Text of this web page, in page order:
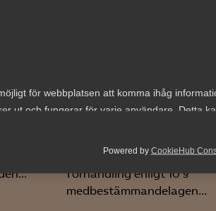
för webbplatsen att komma ihåg
ut och fungerar för varje användare. Detta
språk eller färgschema.
oss förbättra webbplatsen genom att samla
Powered by CookieHub
svarar
egna
konkursbo
arbetstagarorganisation
förhandling enligt 10 §
medbestämmandelagen...